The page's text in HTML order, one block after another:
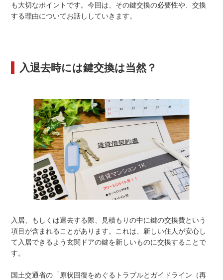
も大切なポイントです。今回は、その鍵交換の必要性や、交換
する理由についてお話ししていきます。
入退去時には鍵交換は当然？
入居、もしくは退去する際、見積もりの中に鍵の交換費という
項目が含まれることがあります。これは、新しい住人が安心し
て入居できるよう玄関ドアの鍵を新しいものに交換することで
す。
国土交通省の「原状回復をめぐるトラブルとガイドライン（再